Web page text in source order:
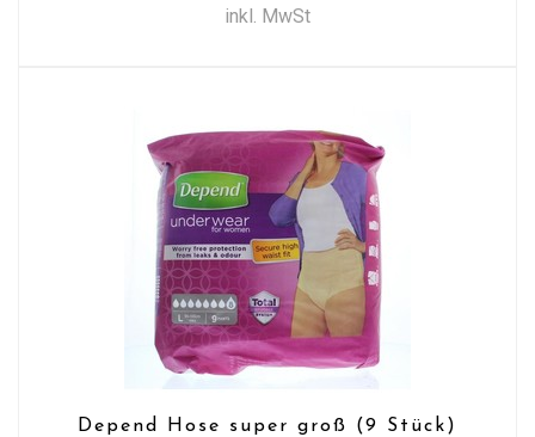
inkl. MwSt
Depend Hose super groß (9 Stück)